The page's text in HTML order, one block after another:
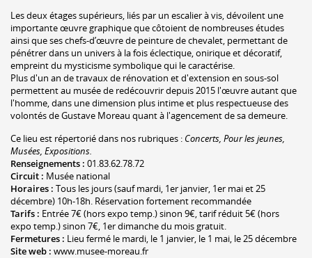
Les deux étages supérieurs, liés par un escalier à vis, dévoilent une
importante œuvre graphique que côtoient de nombreuses études
ainsi que ses chefs-d’œuvre de peinture de chevalet, permettant de
pénétrer dans un univers à la fois éclectique, onirique et décoratif,
empreint du mysticisme symbolique qui le caractérise.
Plus d'un an de travaux de rénovation et d'extension en sous-sol
permettent au musée de redécouvrir depuis 2015 l'œuvre autant que
l'homme, dans une dimension plus intime et plus respectueuse des
volontés de Gustave Moreau quant à l'agencement de sa demeure.
Ce lieu est répertorié dans nos rubriques : Concerts, Pour les jeunes,
Musées, Expositions.
Renseignements : 01.83.62.78.72
Circuit : Musée national
Horaires : Tous les jours (sauf mardi, 1er janvier, 1er mai et 25
décembre) 10h-18h. Réservation fortement recommandée
Tarifs : Entrée 7€ (hors expo temp.) sinon 9€, tarif réduit 5€ (hors
expo temp.) sinon 7€, 1er dimanche du mois gratuit.
Fermetures : Lieu fermé le mardi, le 1 janvier, le 1 mai, le 25 décembre
Site web : www.musee-moreau.fr